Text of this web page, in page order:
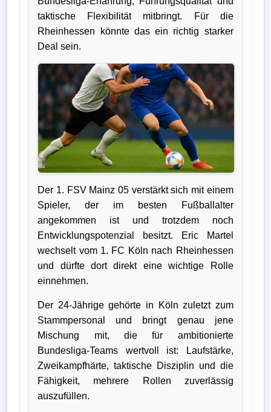
Frauenfußball
Sportnews
eSports
STATISTIKEN
Tabelle
Bundesliga
Tabelle
Bundesliga
Bundesliga
Ergebnisse
taktische Flexibilität mitbringt. Für die
Rheinhessen könnte das ein richtig starker
Deal sein.
Der 1. FSV Mainz 05 verstärkt sich mit einem
Spieler, der im besten Fußballalter
angekommen ist und trotzdem noch
Entwicklungspotenzial besitzt. Eric Martel
wechselt vom 1. FC Köln nach Rheinhessen
und dürfte dort direkt eine wichtige Rolle
einnehmen.
Der 24-Jährige gehörte in Köln zuletzt zum
Stammpersonal und bringt genau jene
Mischung mit, die für ambitionierte
Bundesliga-Teams wertvoll ist: Laufstärke,
Zweikampfhärte, taktische Disziplin und die
Fähigkeit, mehrere Rollen zuverlässig
auszufüllen.